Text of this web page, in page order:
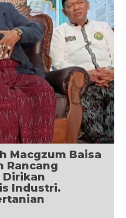
Macgzum Baisa
Rancang
Dirikan
Industri.